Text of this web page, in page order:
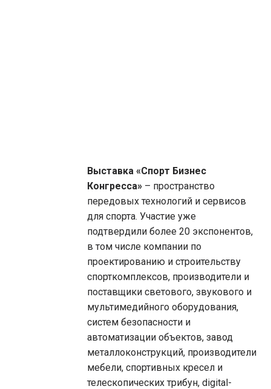
Выставка «Спорт Бизнес
Конгресса» – пространство
передовых технологий и сервисов
для спорта. Участие уже
подтвердили более 20 экспонентов,
в том числе компании по
проектированию и строительству
спорткомплексов, производители и
поставщики светового, звукового и
мультимедийного оборудования,
систем безопасности и
автоматизации объектов, завод
металлоконструкций, производители
мебели, спортивных кресел и
телескопических трибун, digital-